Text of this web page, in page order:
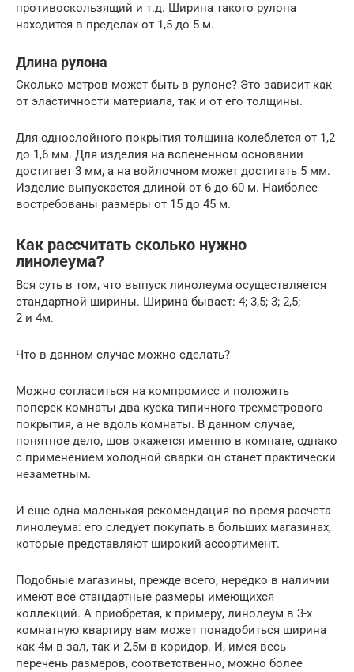
противоскользящий и т.д. Ширина такого рулона
находится в пределах от 1,5 до 5 м.
Длина рулона
Сколько метров может быть в рулоне? Это зависит как
от эластичности материала, так и от его толщины.
Для однослойного покрытия толщина колеблется от 1,2
до 1,6 мм. Для изделия на вспененном основании
достигает 3 мм, а на войлочном может достигать 5 мм.
Изделие выпускается длиной от 6 до 60 м. Наиболее
востребованы размеры от 15 до 45 м.
Как рассчитать сколько нужно
линолеума?
Вся суть в том, что выпуск линолеума осуществляется
стандартной ширины. Ширина бывает: 4; 3,5; 3; 2,5;
2 и 4м.
Что в данном случае можно сделать?
Можно согласиться на компромисс и положить
поперек комнаты два куска типичного трехметрового
покрытия, а не вдоль комнаты. В данном случае,
понятное дело, шов окажется именно в комнате, однако
с применением холодной сварки он станет практически
незаметным.
И еще одна маленькая рекомендация во время расчета
линолеума: его следует покупать в больших магазинах,
которые представляют широкий ассортимент.
Подобные магазины, прежде всего, нередко в наличии
имеют все стандартные размеры имеющихся
коллекций. А приобретая, к примеру, линолеум в 3-х
комнатную квартиру вам может понадобиться ширина
как 4м в зал, так и 2,5м в коридор. И, имея весь
перечень размеров, соответственно, можно более